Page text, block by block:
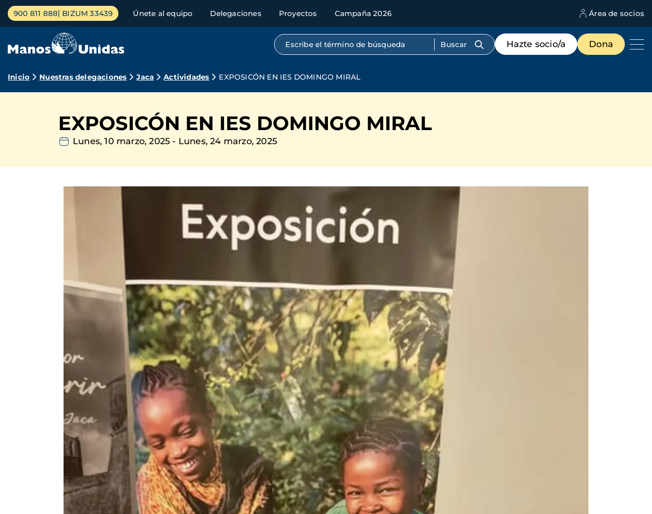
Pasar
contenido
Menú
principal
900 811 888 BIZUM 33439 Únete al equipo Delegaciones Proyectos Campaña 2026 Área de socios
Búsqueda por texto completo
Menú
de
destacados
Hazte socio/a Dona
Ruta
navegación
Inicio Nuestras delegaciones Jaca Actividades EXPOSICÓN EN IES DOMINGO MIRAL
EXPOSICÓN EN IES DOMINGO MIRAL
Lunes, 10 marzo, 2025 - Lunes, 24 marzo, 2025